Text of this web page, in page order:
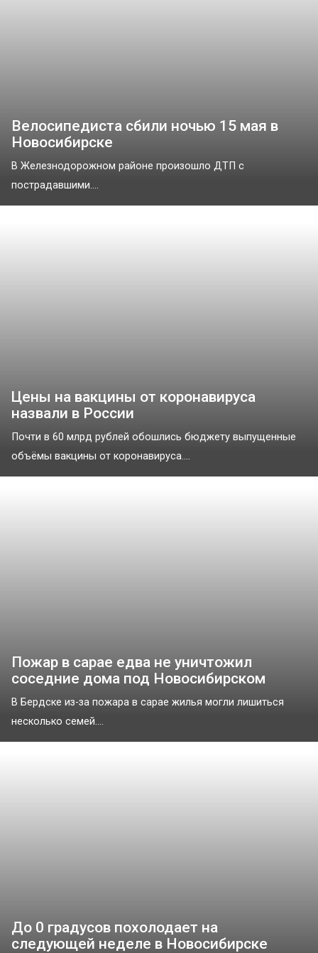
Велосипедиста сбили ночью 15 мая в
Новосибирске
В Железнодорожном районе произошло ДТП с
пострадавшими....
Цены на вакцины от коронавируса
назвали в России
Почти в 60 млрд рублей обошлись бюджету выпущенные
объёмы вакцины от коронавируса....
Пожар в сарае едва не уничтожил
соседние дома под Новосибирском
В Бердске из-за пожара в сарае жилья могли лишиться
несколько семей....
До 0 градусов похолодает на
следующей неделе в Новосибирске